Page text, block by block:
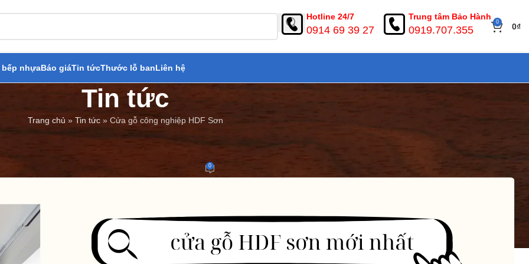
Hotline 24/7
0914 69 39 27
Trung tâm Bảo Hành
0919.707.355
0 0₫
bếp nhựaBáo giáTin tứcThước lỗ banLiên hệ
Tin tức
Trang chủ » Tin tức» Cửa gỗ công nghiệp HDF Sơn
Cửa gỗ công nghiệp HDF Sơn
0